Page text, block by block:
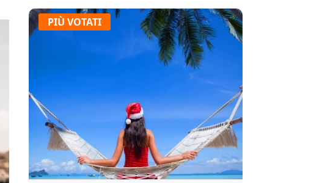
PIÙ VOTATI